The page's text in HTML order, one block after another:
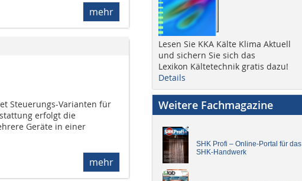
mehr
Steuerungs-Varianten für
erfolgt die
Geräte in einer
mehr
Lesen Sie KKA Kälte Klima Aktuell
und sichern Sie sich das
Lexikon Kältetechnik gratis dazu!
Details
Weitere Fachmagazine
SHK Profi – Online-Portal für das
SHK-Handwerk